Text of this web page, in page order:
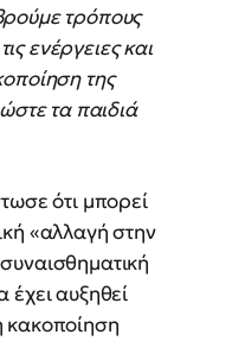
τρόπους
ενέργειες και
της
τα παιδιά
ότι μπορεί
«αλλαγή στην
έχει αυξηθεί
κακοποίηση